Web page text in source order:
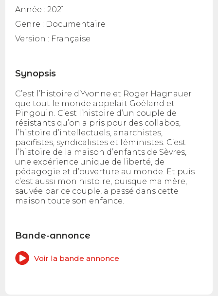
Année :2021
Genre : Documentaire
Version : Française
Synopsis
C’est l’histoire d’Yvonne et Roger Hagnauer
que tout le monde appelait Goéland et
Pingouin. C’est l’histoire d’un couple de
résistants qu’on a pris pour des collabos,
l’histoire d’intellectuels, anarchistes,
pacifistes, syndicalistes et féministes. C’est
l’histoire de la maison d’enfants de Sèvres,
une expérience unique de liberté, de
pédagogie et d’ouverture au monde. Et puis
c’est aussi mon histoire, puisque ma mère,
sauvée par ce couple, a passé dans cette
maison toute son enfance.
Bande-annonce
Voir la bande annonce